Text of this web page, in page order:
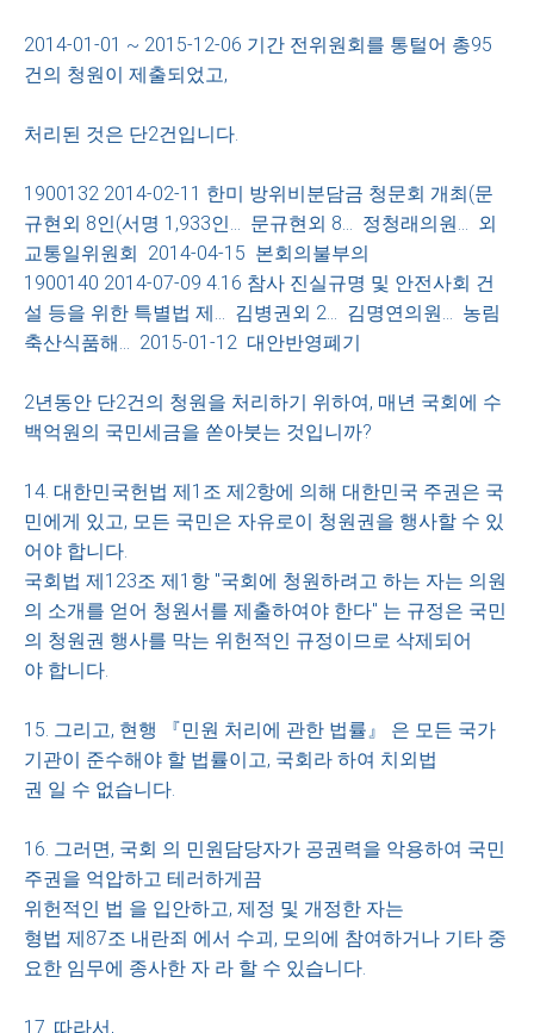
2014-01-01 ~ 2015-12-06 기간 전위원회를 통털어 총95
건의 청원이 제출되었고,
처리된 것은 단2건입니다.
1900132 2014-02-11 한미 방위비분담금 청문회 개최(문
규현외 8인(서명 1,933인... 문규현외 8... 정청래의원... 외
교통일위원회 2014-04-15 본회의불부의
1900140 2014-07-09 4.16 참사 진실규명 및 안전사회 건
설 등을 위한 특별법 제... 김병권외 2... 김명연의원... 농림
축산식품해... 2015-01-12 대안반영폐기
2년동안 단2건의 청원을 처리하기 위하여, 매년 국회에 수
백억원의 국민세금을 쏟아붓는 것입니까?
14. 대한민국헌법 제1조 제2항에 의해 대한민국 주권은 국
민에게 있고, 모든 국민은 자유로이 청원권을 행사할 수 있
어야 합니다.
국회법 제123조 제1항 "국회에 청원하려고 하는 자는 의원
의 소개를 얻어 청원서를 제출하여야 한다" 는 규정은 국민
의 청원권 행사를 막는 위헌적인 규정이므로 삭제되어
야 합니다.
15. 그리고, 현행 『민원 처리에 관한 법률』 은 모든 국가
기관이 준수해야 할 법률이고, 국회라 하여 치외법
권 일 수 없습니다.
16. 그러면, 국회 의 민원담당자가 공권력을 악용하여 국민
주권을 억압하고 테러하게끔
위헌적인 법 을 입안하고, 제정 및 개정한 자는
형법 제87조 내란죄 에서 수괴, 모의에 참여하거나 기타 중
요한 임무에 종사한 자 라 할 수 있습니다.
17. 따라서,